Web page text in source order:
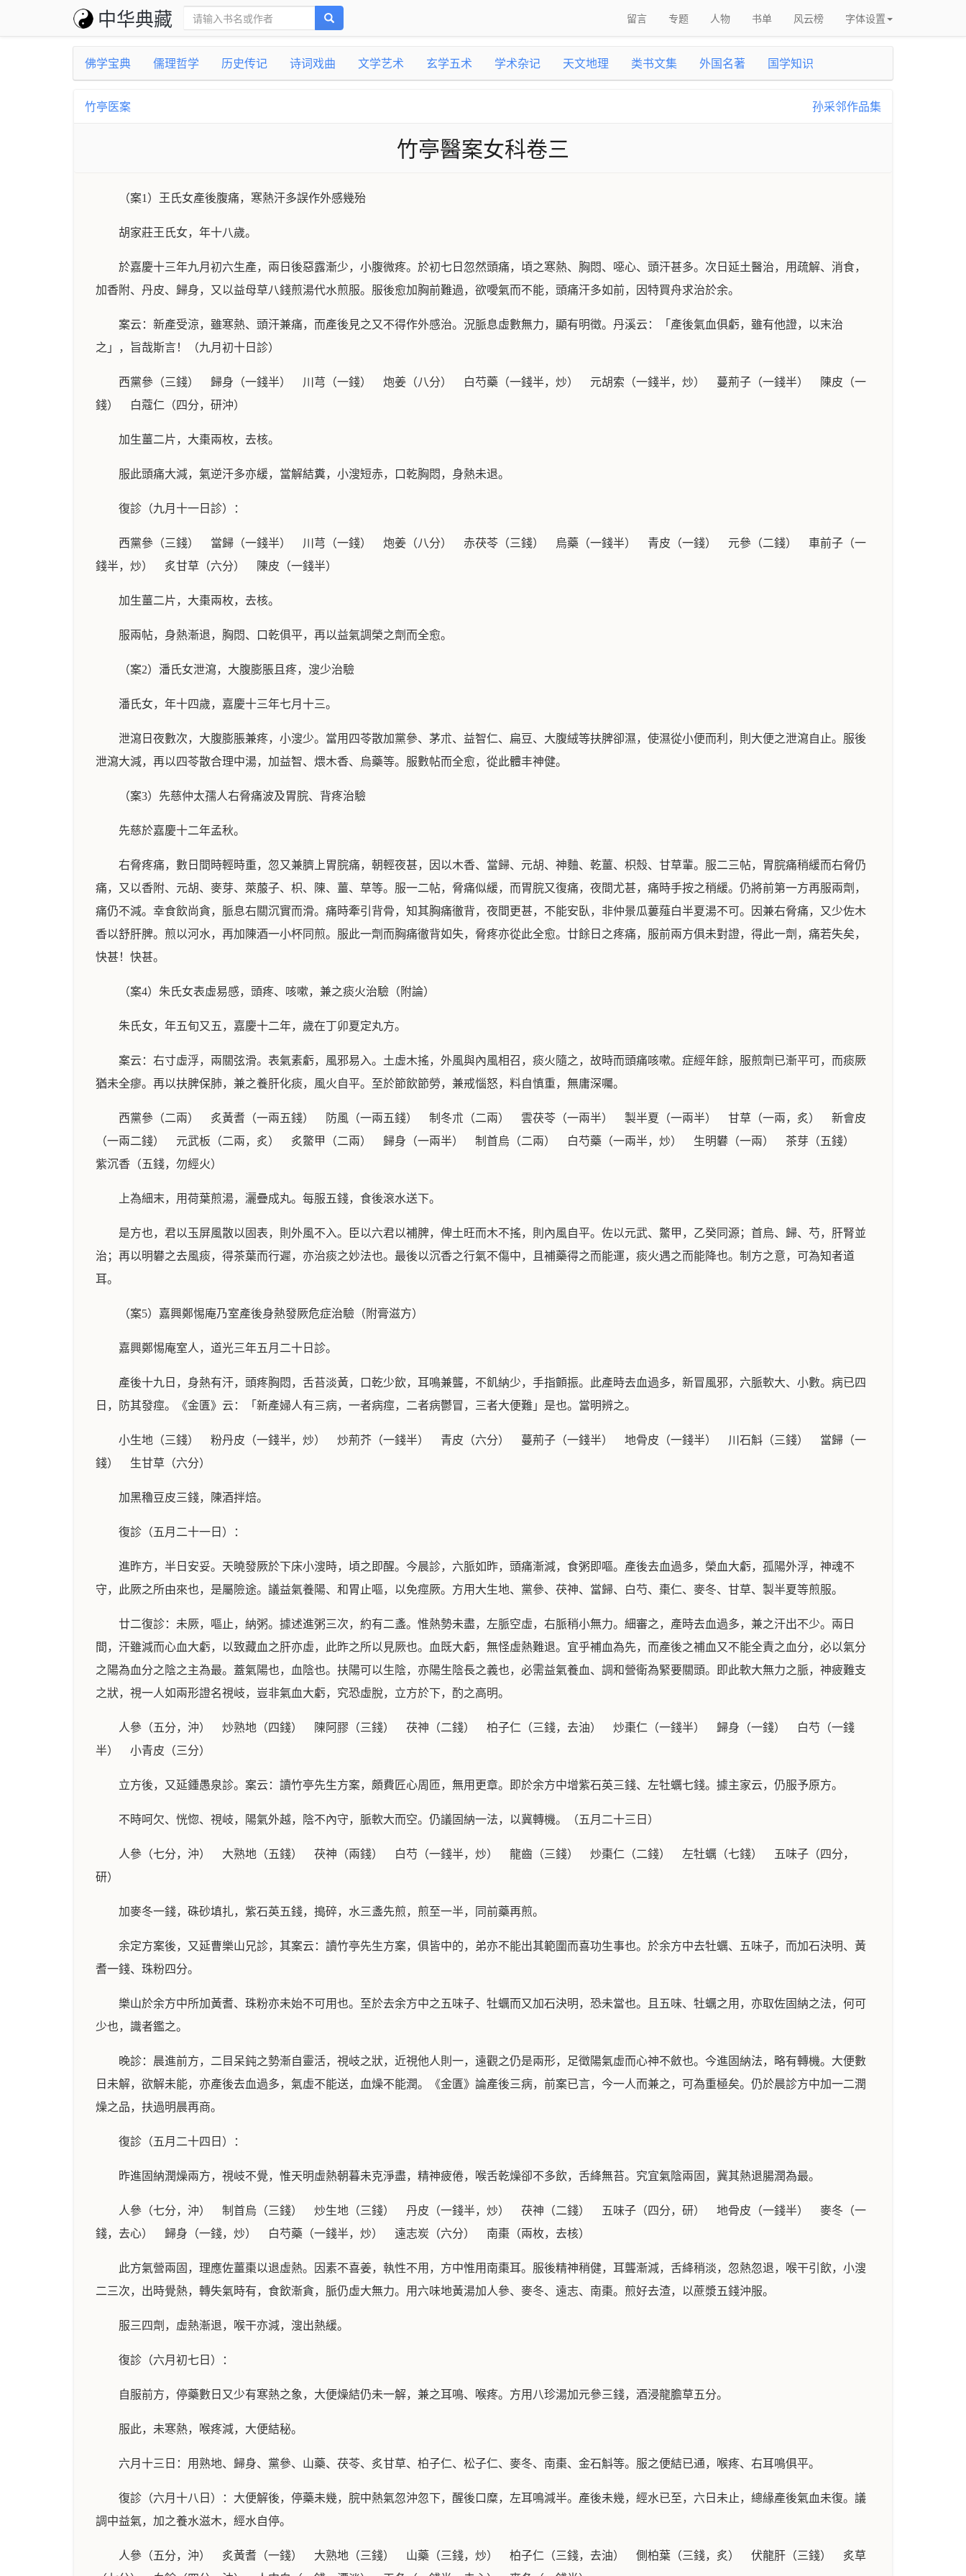
中华典藏 留言 专题 人物 书单 风云榜 字体设置
佛学宝典 儒理哲学 历史传记 诗词戏曲 文学艺术 玄学五术 学术杂记 天文地理 类书文集 外国名著 国学知识
竹亭医案 孙采邻作品集
竹亭醫案女科卷三
（案1）王氏女產後腹痛，寒熱汗多誤作外感幾殆
胡家莊王氏女，年十八歲。
於嘉慶十三年九月初六生產，兩日後惡露漸少，小腹微疼。於初七日忽然頭痛，頃之寒熱、胸悶、噁心、頭汗甚多。次日延土醫治，用疏解、消食，
加香附、丹皮、歸身，又以益母草八錢煎湯代水煎服。服後愈加胸前難過，欲噯氣而不能，頭痛汗多如前，因特買舟求治於余。
案云：新產受涼，雖寒熱、頭汗兼痛，而產後見之又不得作外感治。況脈息虛數無力，顯有明徵。丹溪云：「產後氣血俱虧，雖有他證，以末治
之」，旨哉斯言！（九月初十日診）
西黨參（三錢） 歸身（一錢半） 川芎（一錢） 炮姜（八分） 白芍藥（一錢半，炒） 元胡索（一錢半，炒） 蔓荊子（一錢半） 陳皮（一
錢） 白蔻仁（四分，研沖）
加生薑二片，大棗兩枚，去核。
服此頭痛大減，氣逆汗多亦緩，當解結糞，小溲短赤，口乾胸悶，身熱未退。
復診（九月十一日診）：
西黨參（三錢） 當歸（一錢半） 川芎（一錢） 炮姜（八分） 赤茯苓（三錢） 烏藥（一錢半） 青皮（一錢） 元參（二錢） 車前子（一
錢半，炒） 炙甘草（六分） 陳皮（一錢半）
加生薑二片，大棗兩枚，去核。
服兩帖，身熱漸退，胸悶、口乾俱平，再以益氣調榮之劑而全愈。
（案2）潘氏女泄瀉，大腹膨脹且疼，溲少治驗
潘氏女，年十四歲，嘉慶十三年七月十三。
泄瀉日夜數次，大腹膨脹兼疼，小溲少。當用四苓散加黨參、茅朮、益智仁、扁豆、大腹絨等扶脾卻濕，使濕從小便而利，則大便之泄瀉自止。服後
泄瀉大減，再以四苓散合理中湯，加益智、煨木香、烏藥等。服數帖而全愈，從此體丰神健。
（案3）先慈仲太孺人右脅痛波及胃脘、背疼治驗
先慈於嘉慶十二年孟秋。
右脅疼痛，數日間時輕時重，忽又兼臍上胃脘痛，朝輕夜甚，因以木香、當歸、元胡、神麯、乾薑、枳殼、甘草輩。服二三帖，胃脘痛稍緩而右脅仍
痛，又以香附、元胡、麥芽、萊菔子、枳、陳、薑、草等。服一二帖，脅痛似緩，而胃脘又復痛，夜間尤甚，痛時手按之稍緩。仍將前第一方再服兩劑，
痛仍不減。幸食飲尚貪，脈息右關沉實而滑。痛時牽引背骨，知其胸痛徹背，夜間更甚，不能安臥，非仲景瓜蔞薤白半夏湯不可。因兼右脅痛，又少佐木
香以舒肝脾。煎以河水，再加陳酒一小杯同煎。服此一劑而胸痛徹背如失，脅疼亦從此全愈。廿餘日之疼痛，服前兩方俱未對證，得此一劑，痛若失矣，
快甚！快甚。
（案4）朱氏女表虛易感，頭疼、咳嗽，兼之痰火治驗（附論）
朱氏女，年五旬又五，嘉慶十二年，歲在丁卯夏定丸方。
案云：右寸虛浮，兩關弦滑。表氣素虧，風邪易入。土虛木搖，外風與內風相召，痰火隨之，故時而頭痛咳嗽。症經年餘，服煎劑已漸平可，而痰厥
猶未全瘳。再以扶脾保肺，兼之養肝化痰，風火自平。至於節飲節勞，兼戒惱怒，料自慎重，無庸深囑。
西黨參（二兩） 炙黃耆（一兩五錢） 防風（一兩五錢） 制冬朮（二兩） 雲茯苓（一兩半） 製半夏（一兩半） 甘草（一兩，炙） 新會皮
（一兩二錢） 元武板（二兩，炙） 炙鱉甲（二兩） 歸身（一兩半） 制首烏（二兩） 白芍藥（一兩半，炒） 生明礬（一兩） 茶芽（五錢）
紫沉香（五錢，勿經火）
上為細末，用荷葉煎湯，灑疊成丸。每服五錢，食後滾水送下。
是方也，君以玉屏風散以固表，則外風不入。臣以六君以補脾，俾土旺而木不搖，則內風自平。佐以元武、鱉甲，乙癸同源；首烏、歸、芍，肝腎並
治；再以明礬之去風痰，得茶葉而行遲，亦治痰之妙法也。最後以沉香之行氣不傷中，且補藥得之而能運，痰火遇之而能降也。制方之意，可為知者道
耳。
（案5）嘉興鄭惕庵乃室產後身熱發厥危症治驗（附膏滋方）
嘉興鄭惕庵室人，道光三年五月二十日診。
產後十九日，身熱有汗，頭疼胸悶，舌苔淡黃，口乾少飲，耳鳴兼聾，不飢納少，手指顫振。此產時去血過多，新冒風邪，六脈軟大、小數。病已四
日，防其發痙。《金匱》云：「新產婦人有三病，一者病痙，二者病鬱冒，三者大便難」是也。當明辨之。
小生地（三錢） 粉丹皮（一錢半，炒） 炒荊芥（一錢半） 青皮（六分） 蔓荊子（一錢半） 地骨皮（一錢半） 川石斛（三錢） 當歸（一
錢） 生甘草（六分）
加黑穭豆皮三錢，陳酒拌焙。
復診（五月二十一日）：
進昨方，半日安妥。天曉發厥於下床小溲時，頃之即醒。今晨診，六脈如昨，頭痛漸減，食粥即嘔。產後去血過多，榮血大虧，孤陽外浮，神魂不
守，此厥之所由來也，是屬險途。議益氣養陽、和胃止嘔，以免痙厥。方用大生地、黨參、茯神、當歸、白芍、棗仁、麥冬、甘草、製半夏等煎服。
廿二復診：未厥，嘔止，納粥。據述進粥三次，約有二盞。惟熱勢未盡，左脈空虛，右脈稍小無力。細審之，產時去血過多，兼之汗出不少。兩日
間，汗雖減而心血大虧，以致藏血之肝亦虛，此昨之所以見厥也。血既大虧，無怪虛熱難退。宜乎補血為先，而產後之補血又不能全責之血分，必以氣分
之陽為血分之陰之主為最。蓋氣陽也，血陰也。扶陽可以生陰，亦陽生陰長之義也，必需益氣養血、調和營衛為緊要關頭。即此軟大無力之脈，神疲難支
之狀，視一人如兩形證名視岐，豈非氣血大虧，究恐虛脫，立方於下，酌之高明。
人參（五分，沖） 炒熟地（四錢） 陳阿膠（三錢） 茯神（二錢） 柏子仁（三錢，去油） 炒棗仁（一錢半） 歸身（一錢） 白芍（一錢
半） 小青皮（三分）
立方後，又延鍾愚泉診。案云：讀竹亭先生方案，頗費匠心周匝，無用更章。即於余方中增紫石英三錢、左牡蠣七錢。據主家云，仍服予原方。
不時呵欠、恍惚、視岐，陽氣外越，陰不內守，脈軟大而空。仍議固納一法，以冀轉機。（五月二十三日）
人參（七分，沖） 大熟地（五錢） 茯神（兩錢） 白芍（一錢半，炒） 龍齒（三錢） 炒棗仁（二錢） 左牡蠣（七錢） 五味子（四分，
研）
加麥冬一錢，硃砂填扎，紫石英五錢，搗碎，水三盞先煎，煎至一半，同前藥再煎。
余定方案後，又延曹樂山兄診，其案云：讀竹亭先生方案，俱皆中的，弟亦不能出其範圍而喜功生事也。於余方中去牡蠣、五味子，而加石決明、黃
耆一錢、珠粉四分。
樂山於余方中所加黃耆、珠粉亦未始不可用也。至於去余方中之五味子、牡蠣而又加石決明，恐未當也。且五味、牡蠣之用，亦取佐固納之法，何可
少也，識者鑑之。
晚診：晨進前方，二目呆鈍之勢漸自靈活，視岐之狀，近視他人則一，遠觀之仍是兩形，足徵陽氣虛而心神不斂也。今進固納法，略有轉機。大便數
日未解，欲解未能，亦產後去血過多，氣虛不能送，血燥不能潤。《金匱》論產後三病，前案已言，今一人而兼之，可為重極矣。仍於晨診方中加一二潤
燥之品，扶過明晨再商。
復診（五月二十四日）：
昨進固納潤燥兩方，視岐不覺，惟天明虛熱朝暮未克淨盡，精神疲倦，喉舌乾燥卻不多飲，舌絳無苔。究宜氣陰兩固，冀其熱退腸潤為最。
人參（七分，沖） 制首烏（三錢） 炒生地（三錢） 丹皮（一錢半，炒） 茯神（二錢） 五味子（四分，研） 地骨皮（一錢半） 麥冬（一
錢，去心） 歸身（一錢，炒） 白芍藥（一錢半，炒） 遠志炭（六分） 南棗（兩枚，去核）
此方氣營兩固，理應佐薑棗以退虛熱。因素不喜姜，執性不用，方中惟用南棗耳。服後精神稍健，耳聾漸減，舌絳稍淡，忽熱忽退，喉干引飲，小溲
二三次，出時覺熱，轉失氣時有，食飲漸貪，脈仍虛大無力。用六味地黃湯加人參、麥冬、遠志、南棗。煎好去渣，以蔗漿五錢沖服。
服三四劑，虛熱漸退，喉干亦減，溲出熱緩。
復診（六月初七日）：
自服前方，停藥數日又少有寒熱之象，大便燥結仍未一解，兼之耳鳴、喉疼。方用八珍湯加元參三錢，酒浸龍膽草五分。
服此，未寒熱，喉疼減，大便結秘。
六月十三日：用熟地、歸身、黨參、山藥、茯苓、炙甘草、柏子仁、松子仁、麥冬、南棗、金石斛等。服之便結已通，喉疼、右耳鳴俱平。
復診（六月十八日）：大便解後，停藥未幾，脘中熱氣忽沖忽下，醒後口糜，左耳鳴減半。產後未幾，經水已至，六日未止，總緣產後氣血未復。議
調中益氣，加之養水滋木，經水自停。
人參（五分，沖） 炙黃耆（一錢） 大熟地（三錢） 山藥（三錢，炒） 柏子仁（三錢，去油） 側柏葉（三錢，炙） 伏龍肝（三錢） 炙草